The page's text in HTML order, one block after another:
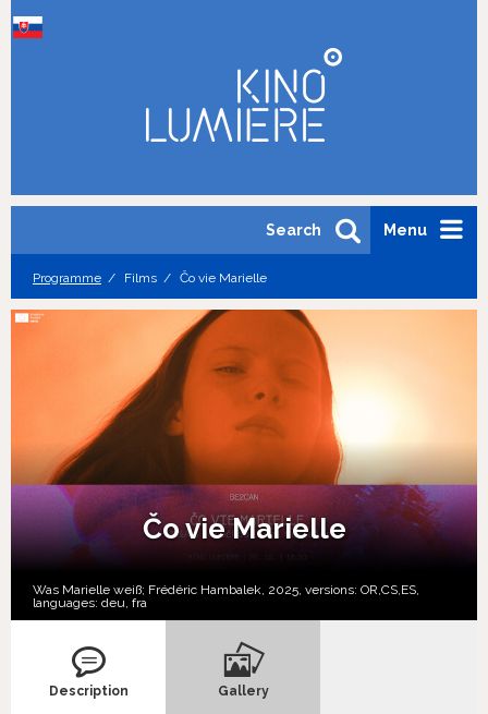
Menu
Search
Programme Films Čo vie Marielle
Čo vie Marielle
Was Marielle weiß; Frédéric Hambalek, 2025, versions: OR, CS, ES,
languages: deu fra
Description Gallery